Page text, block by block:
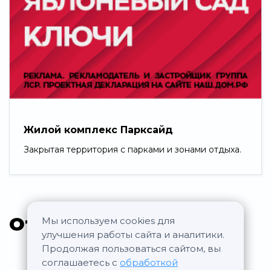
Мы используем cookies для
улучшения работы сайта и аналитики.
Продолжая пользоваться сайтом, вы
соглашаетесь с обработкой
Жилой комплекс Парксайд
Закрытая территория с парками и зонами отдыха.
Отзывы Янтарь